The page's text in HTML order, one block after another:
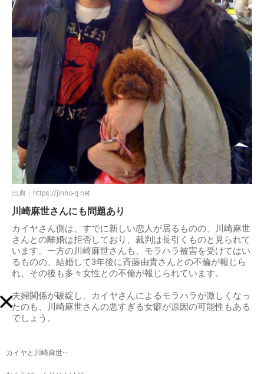
出典： https://jinno-q.net
川崎麻世さんにも問題あり
カイヤさん側は、すでに新しい恋人が居るものの、川崎麻世
さんとの離婚は拒否しており、裁判は長引くものと見られて
います。一方の川崎麻世さんも、モラハラ被害を受けてはい
るものの、結婚して3年後に斉藤由貴さんとの不倫が報じら
れ、その後も多々女性との不倫が報じられています。
夫婦関係が破綻し、カイヤさんによるモラハラが激しくなっ
たのも、川崎麻世さんの悪すぎる女癖が原因の可能性もある
でしょう。
カイヤと川崎麻世···